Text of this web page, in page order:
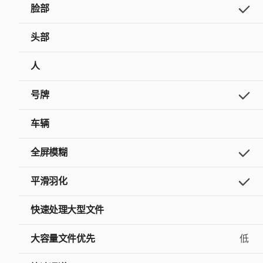
脸部
头部
人
号牌
车辆
全屏模糊
平滑羽化
快速处理大型文件
大容量文件优先 低